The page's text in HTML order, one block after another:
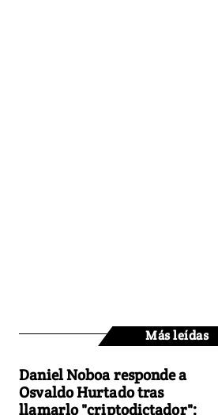
Más leídas
Daniel Noboa responde a
Osvaldo Hurtado tras
llamarlo "criptodictador":